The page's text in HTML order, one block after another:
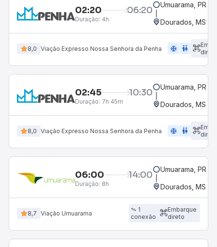
02:20 06:20
Duração: 4h
Umuarama, PR
Dourados, MS -
8,0 Viação Expresso Nossa Senhora da Penha ac_unit wc
direto
02:45 10:30
Duração: 7h 45m
Umuarama, PR
Dourados, MS -
8,0 Viação Expresso Nossa Senhora da Penha ac_unit wc
direto
06:00 14:00
Duração: 8h
Umuarama, PR
Dourados, MS -
8,7 Viação Umuarama
1
conexão
Embarque
direto